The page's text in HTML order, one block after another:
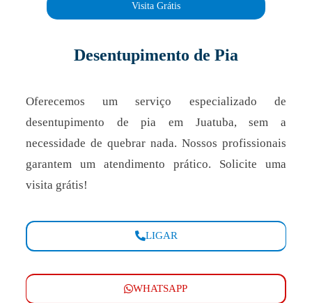
Visita Grátis
Desentupimento de Pia
Oferecemos um serviço especializado de
desentupimento de pia em Juatuba, sem a
necessidade de quebrar nada. Nossos profissionais
garantem um atendimento prático. Solicite uma
visita grátis!
LIGAR
WHATSAPP